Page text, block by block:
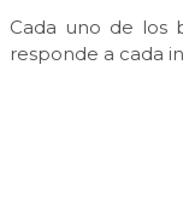
Cada uno de los
responde a cada